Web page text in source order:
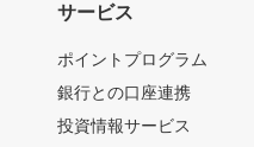
サービス
ポイントプログラム
銀行との口座連携
投資情報サービス